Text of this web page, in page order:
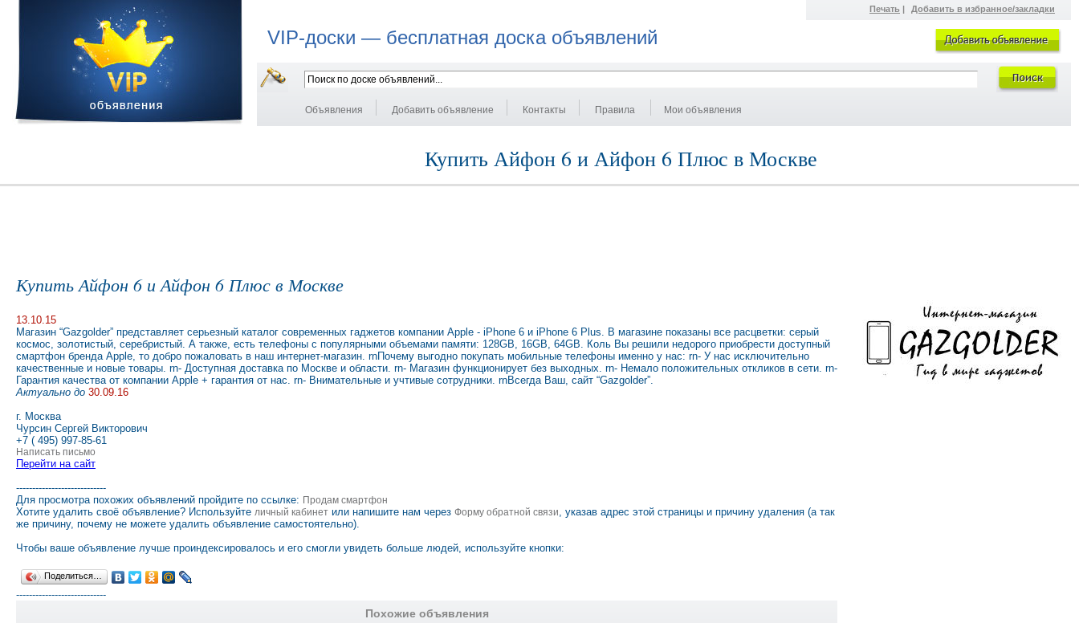
Печать | Добавить в избранное/закладки
VIP-доски — бесплатная доска объявлений
Объявления Добавить объявление Контакты Правила Мои объявления
Купить Айфон 6 и Айфон 6 Плюс в Москве
Купить Айфон 6 и Айфон 6 Плюс в Москве
13.10.15
Магазин “Gazgolder” представляет серьезный каталог современных гаджетов компании Apple - iPhone 6 и iPhone 6 Plus. В магазине показаны все расцветки: серый
космос, золотистый, серебристый. А также, есть телефоны с популярными объемами памяти: 128GB, 16GB, 64GB. Коль Вы решили недорого приобрести доступный
смартфон бренда Apple, то добро пожаловать в наш интернет-магазин. rnПочему выгодно покупать мобильные телефоны именно у нас: rn- У нас исключительно
качественные и новые товары. rn- Доступная доставка по Москве и области. rn- Магазин функционирует без выходных. rn- Немало положительных откликов в сети. rn-
Гарантия качества от компании Apple + гарантия от нас. rn- Внимательные и учтивые сотрудники. rnВсегда Ваш, сайт “Gazgolder”.
Актуально до 30.09.16
г. Москва
Чурсин Сергей Викторович
+7 ( 495) 997-85-61
Написать письмо
Перейти на сайт
----------------------------
Для просмотра похожих объявлений пройдите по ссылке: Продам смартфон
Хотите удалить своё объявление? Используйте личный кабинет или напишите нам через Форму обратной связи, указав адрес этой страницы и причину удаления (а так
же причину, почему не можете удалить объявление самостоятельно).
Чтобы ваше объявление лучше проиндексировалось и его смогли увидеть больше людей, используйте кнопки:
Поделиться…
----------------------------
Похожие объявления